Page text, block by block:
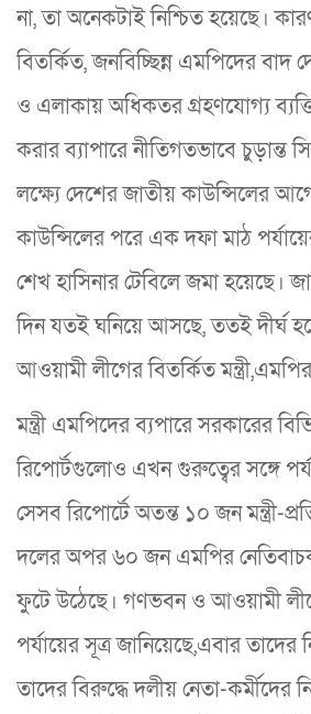
না, তা অনেকটাই নিশ্চিত হয়েছে।
বিতর্কিত, জনবিচ্ছিন্ন এমপিদের বাদ
ও এলাকায় অধিকতর গ্রহণযোগ্য
করার ব্যাপারে নীতিগতভাবে চুড়ান্ত
লক্ষ্যে দেশের জাতীয় কাউন্সিলের
কাউন্সিলের পরে এক দফা মাঠ
শেখ হাসিনার টেবিলে জমা হয়েছে।
দিন যতই ঘনিয়ে আসছে, ততই দীর্ঘ
আওয়ামী লীগের বিতর্কিত
মন্ত্রী এমপিদের ব্যপারে সরকারের
রিপোর্টগুলোও এখন গুরুত্বের সঙ্গে
সেসব রিপোর্টে অতন্ত ১০ জন মন্ত্রী-
দলের অপর ৬০ জন এমপির নেতিবাচক
ফুটে উঠেছে। গণভবন ও আওয়ামী
পর্যায়ের সূত্র জানিয়েছে,এবার
তাদের বিরুদ্ধে দলীয় নেতা-কর্মীদের